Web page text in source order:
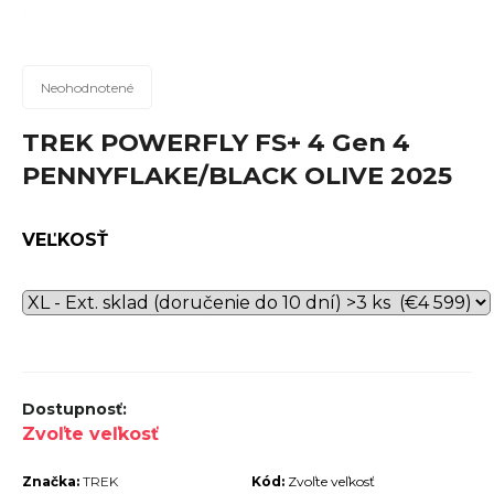
Priemerné
produktu
je
0,0
5
Neohodnotené
TREK POWERFLY FS+ 4 Gen 4
PENNYFLAKE/BLACK OLIVE 2025
VEĽKOSŤ
Zvoľte veľkosť
Kód: Zvoľte veľkosť
Značka: TREK
ť
?
d
o